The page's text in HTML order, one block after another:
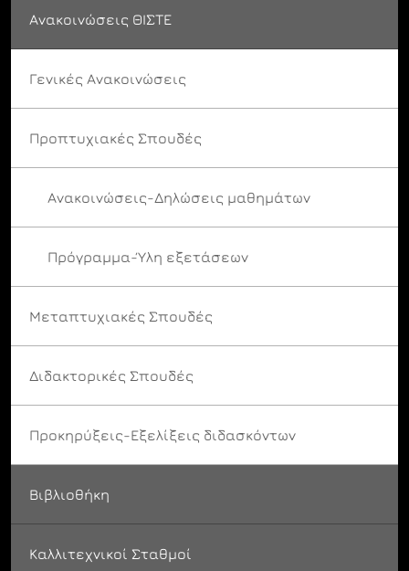
Ανακοινώσεις ΘΙΣΤΕ
Γενικές Ανακοινώσεις
Προπτυχιακές Σπουδές
Ανακοινώσεις-Δηλώσεις μαθημάτων
Πρόγραμμα-Ύλη εξετάσεων
Μεταπτυχιακές Σπουδές
Διδακτορικές Σπουδές
Προκηρύξεις-Εξελίξεις διδασκόντων
Βιβλιοθήκη
Καλλιτεχνικοί Σταθμοί